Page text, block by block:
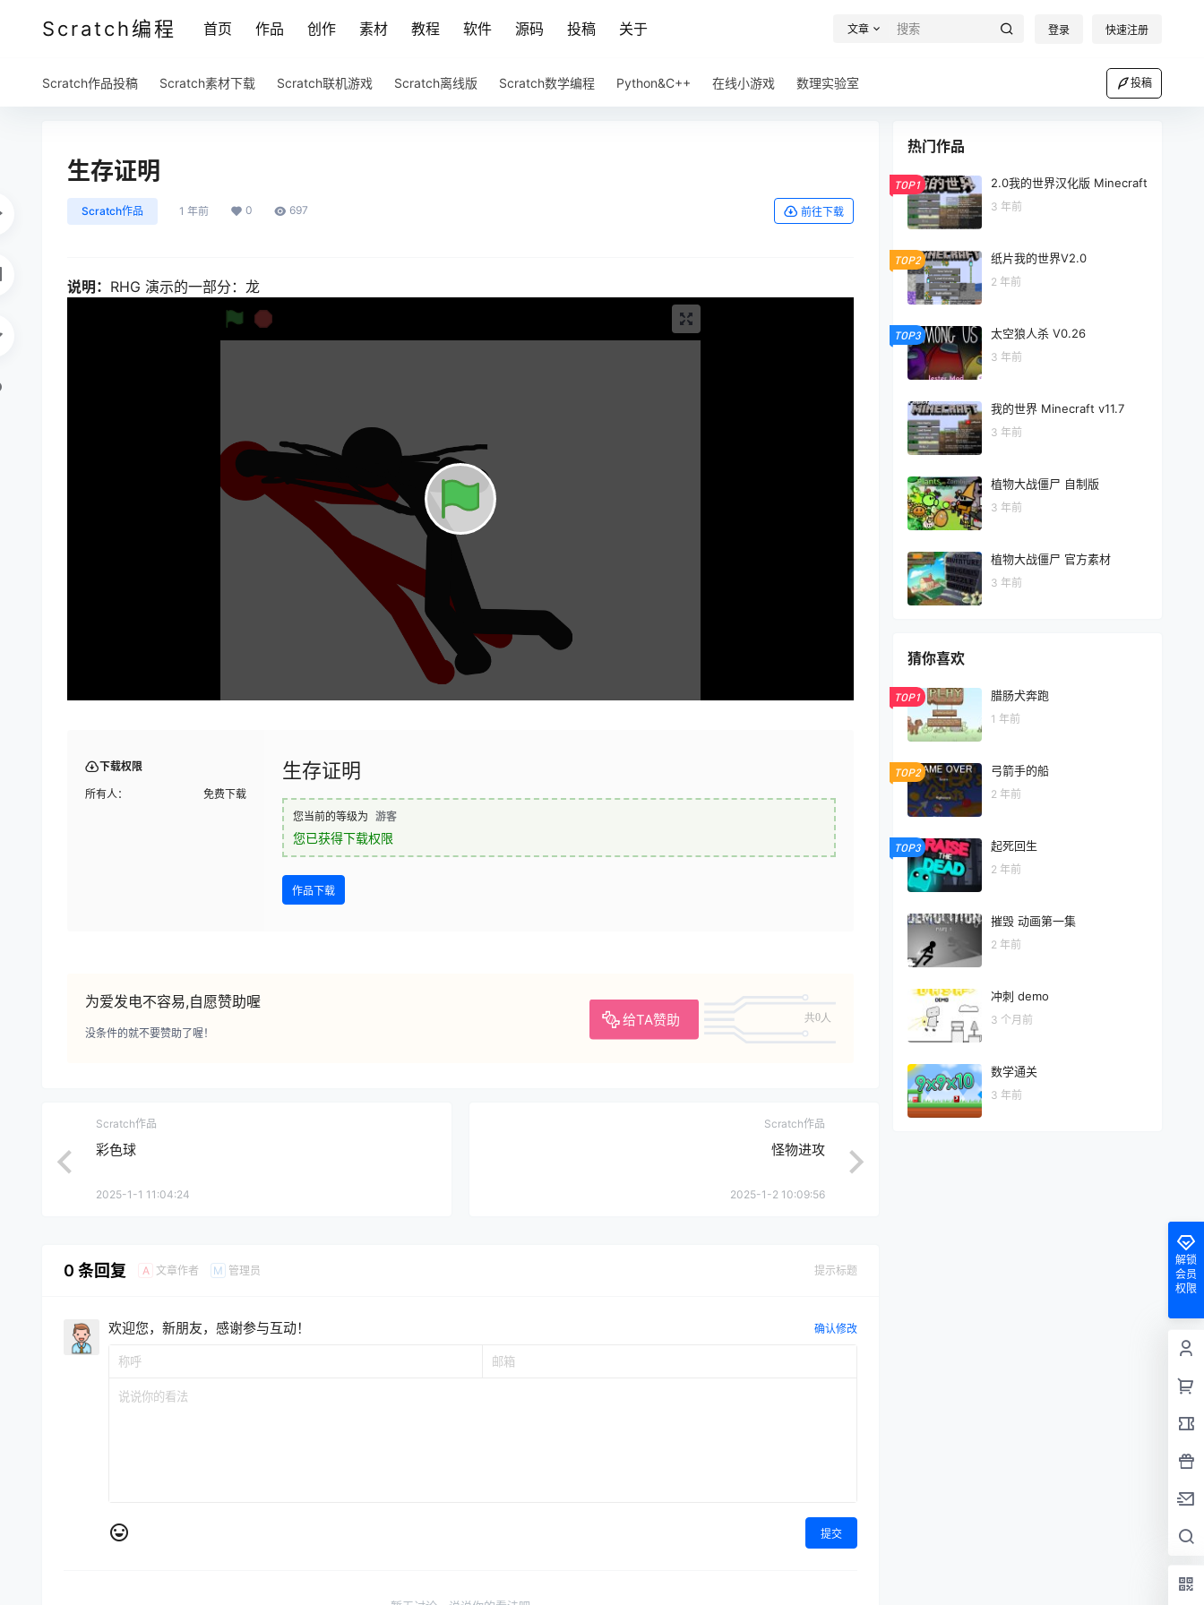
Scratch编程 首页 作品 创作 素材 教程 软件 源码 投稿 关于 文章 登录 快速注册
Scratch作品投稿 Scratch素材下载 Scratch联机游戏 Scratch离线版 Scratch数学编程 Python&C++ 在线小游戏 数理实验室 投稿
生存证明
Scratch作品 1 年前 0 697 前往下载
说明： RHG 演示的一部分：龙
下载权限
所有人： 免费下载
生存证明
您当前的等级为 游客
您已获得下载权限
作品下载
为爱发电不容易,自愿赞助喔
给TA赞助 共0人
没条件的就不要赞助了喔！
Scratch作品
彩色球
2025-1-1 11:04:24
Scratch作品
怪物进攻
2025-1-2 10:09:56
0 条回复 A 文章作者 M 管理员 提示标题
欢迎您，新朋友，感谢参与互动！ 确认修改
提交
热门作品
TOP1 2.0我的世界汉化版 Minecraft
3 年前
TOP2 纸片我的世界V2.0
2 年前
TOP3 太空狼人杀 V0.26
3 年前
我的世界 Minecraft v11.7
3 年前
植物大战僵尸 自制版
3 年前
植物大战僵尸 官方素材
3 年前
猜你喜欢
TOP1 腊肠犬奔跑
1 年前
TOP2 弓箭手的船
2 年前
TOP3 起死回生
2 年前
摧毁 动画第一集
2 年前
冲刺 demo
3 个月前
数学通关
3 年前
解锁
会员
权限